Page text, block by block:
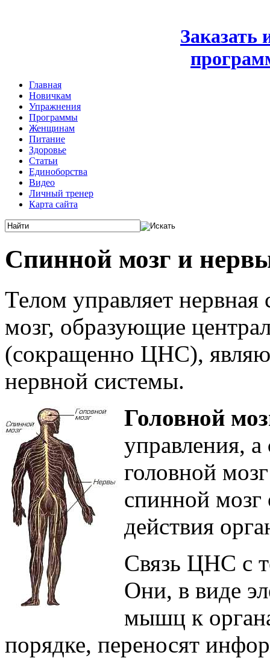
Заказать
Главная
Новичкам
Упражнения
Программы
Женщинам
Питание
Здоровье
Статьи
Единоборства
Видео
Личный тренер
Карта сайта
Спинной мозг и
Телом управляет
мозг, образующие
(сокращенно ЦНС),
нервной системы.
Головной
управления, а
головной
спинной мозг
действия
Связь ЦНС с
Они, в виде
мышц к
порядке, переносят